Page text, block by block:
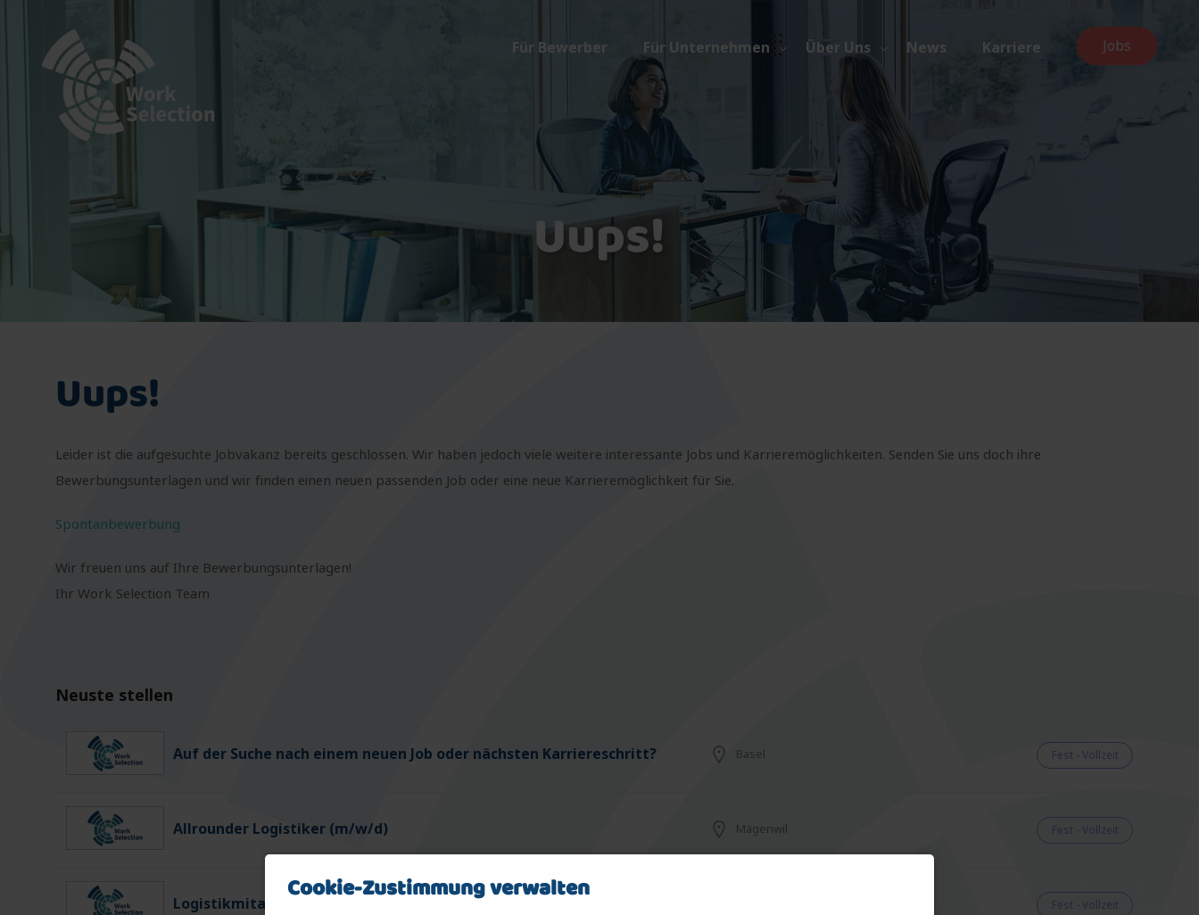
Jobs
Für Bewerber Für Unternehmen Über Uns News Karriere
Uups!
Uups!
Leider ist die aufgesuchte Jobvakanz bereits geschlossen. Wir haben jedoch viele weitere interessante Jobs und Karrieremöglichkeiten. Senden Sie uns doch ihre
Bewerbungsunterlagen und wir finden einen neuen passenden Job oder eine neue Karrieremöglichkeit für Sie.
Spontanbewerbung
Wir freuen uns auf Ihre Bewerbungsunterlagen!
Ihr Work Selection Team
Neuste stellen
Auf der Suche nach einem neuen Job oder nächsten Karriereschritt? Basel Fest - Vollzeit
Allrounder Logistiker (m/w/d) Mägenwil Fest - Vollzeit
Logistikmitarbeiter (m/w/d) Fest - Vollzeit
Cookie-Zustimmung verwalten